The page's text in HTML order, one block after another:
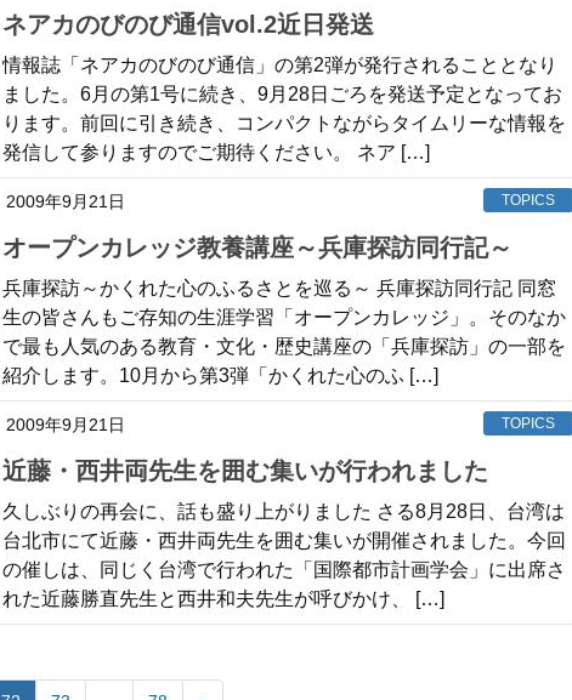
ネアカのびのび通信vol.2近日発送
情報誌「ネアカのびのび通信」の第2弾が発行されることとなり
ました。6月の第1号に続き、9月28日ごろを発送予定となってお
ります。前回に引き続き、コンパクトながらタイムリーな情報を
発信して参りますのでご期待ください。 ネア […]
2009年9月21日 TOPICS
オープンカレッジ教養講座～兵庫探訪同行記～
兵庫探訪～かくれた心のふるさとを巡る～ 兵庫探訪同行記 同窓
生の皆さんもご存知の生涯学習「オープンカレッジ」。そのなか
で最も人気のある教育・文化・歴史講座の「兵庫探訪」の一部を
紹介します。10月から第3弾「かくれた心のふ […]
2009年9月21日 TOPICS
近藤・西井両先生を囲む集いが行われました
久しぶりの再会に、話も盛り上がりました さる8月28日、台湾は
台北市にて近藤・西井両先生を囲む集いが開催されました。今回
の催しは、同じく台湾で行われた「国際都市計画学会」に出席さ
れた近藤勝直先生と西井和夫先生が呼びかけ、 […]